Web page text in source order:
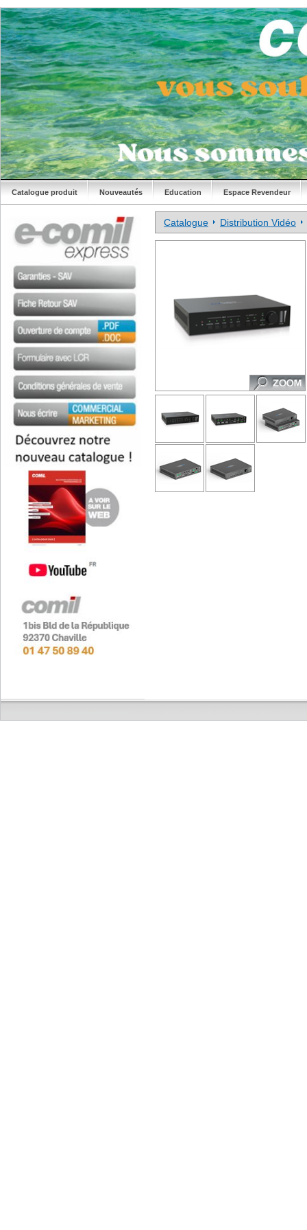
Catalogue produit Nouveautés Education Espace Revendeur
Catalogue Distribution Vidéo